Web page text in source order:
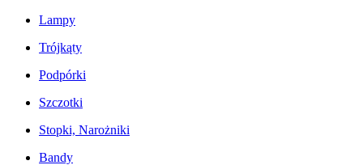
Lampy
Trójkąty
Podpórki
Szczotki
Stopki, Narożniki
Bandy